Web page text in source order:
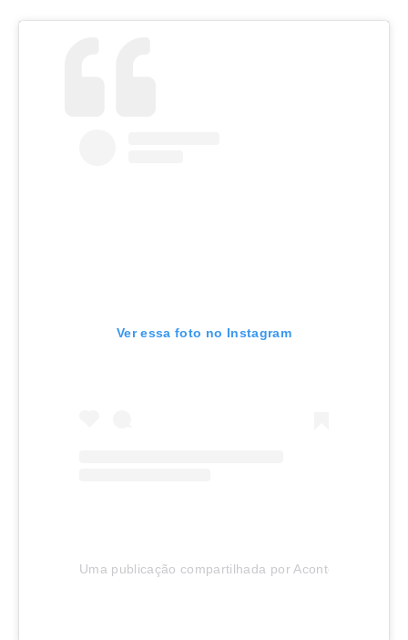
Ver essa foto no Instagram
Uma publicação compartilhada por Aconteceu em